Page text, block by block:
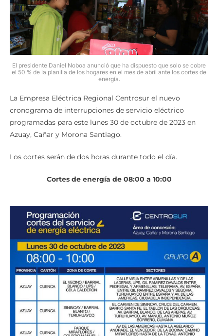
El presidente Daniel Noboa anunció que ha dispuesto que solo se cobre
el 50 % de la planilla de los hogares en el mes de abril ante los cortes de
energía.
La Empresa Eléctrica Regional Centrosur el nuevo
cronograma de interrupciones de servicio eléctrico
programadas para este lunes 30 de octubre de 2023 en
Azuay, Cañar y Morona Santiago.
Los cortes serán de dos horas durante todo el día.
Cortes de energía de 08:00 a 10:00